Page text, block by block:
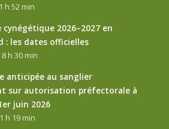
h 52 min
cynégétique 2026–2027 en
: les dates officielles
h 30 min
anticipée au sanglier
sur autorisation préfectorale à
juin 2026
h 19 min